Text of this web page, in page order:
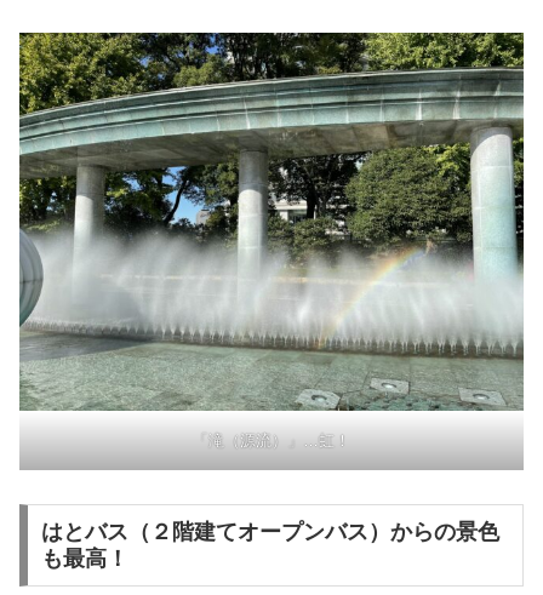
「滝（源流）」…虹！
はとバス（２階建てオープンバス）からの景色
も最高！